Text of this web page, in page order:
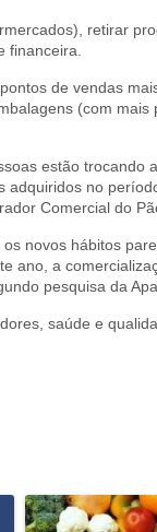
retirar
financeira.
de vendas
(com
estão trocando
no
Comercial do
novos hábitos
ano, a
pesquisa da
saúde e